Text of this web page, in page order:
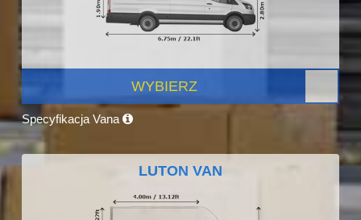
WYBIERZ
Specyfikacja Vana
LUTON VAN